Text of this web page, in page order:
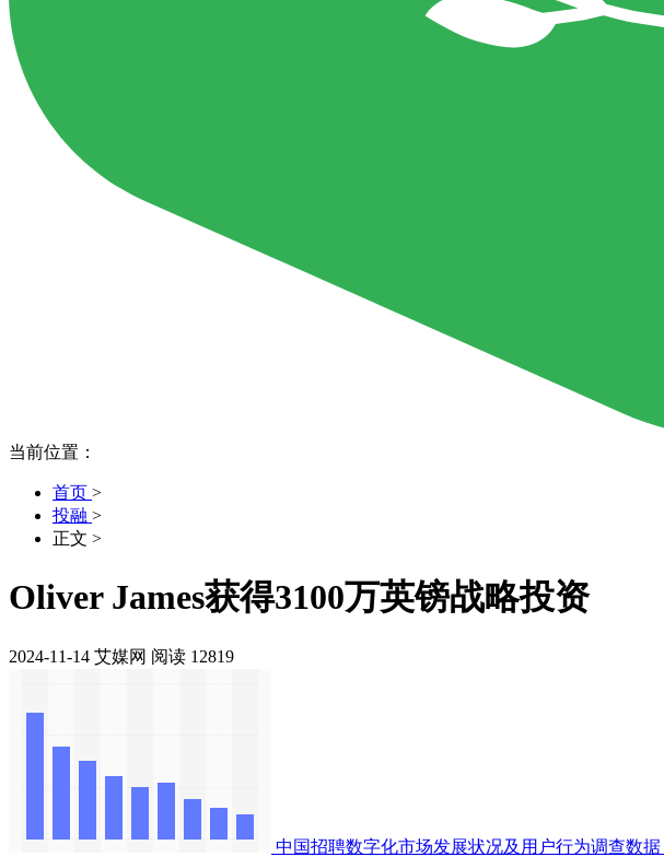
当前位置：
首页 >
投融 >
正文 >
Oliver James获得3100万英镑战略投资
2024-11-14 艾媒网 阅读 12819
中国招聘数字化市场发展状况及用户行为调查数据